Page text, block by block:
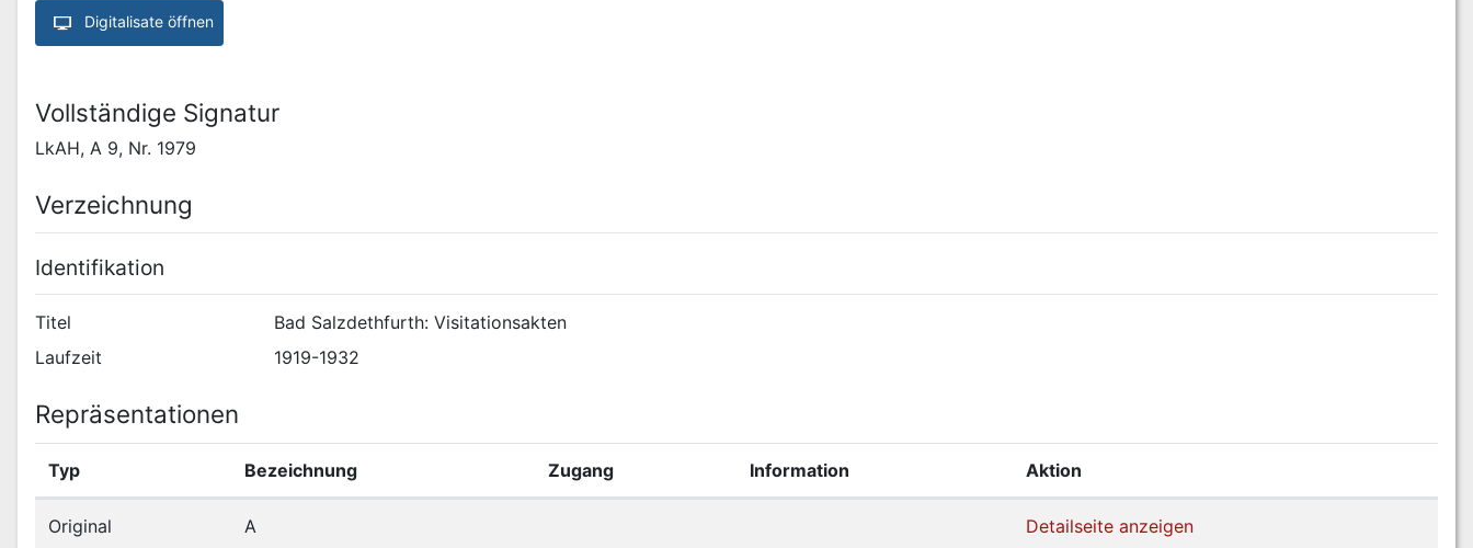
Digitalisate öffnen
Vollständige Signatur
LkAH, A 9, Nr. 1979
Verzeichnung
Identifikation
Titel
Bad Salzdethfurth: Visitationsakten
Laufzeit
1919-1932
Repräsentationen
Typ Bezeichnung Zugang Information Aktion
Original A Detailseite anzeigen